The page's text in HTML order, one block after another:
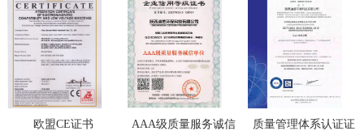
欧盟CE证书
AAA级质量服务诚信
质量管理体系认证证